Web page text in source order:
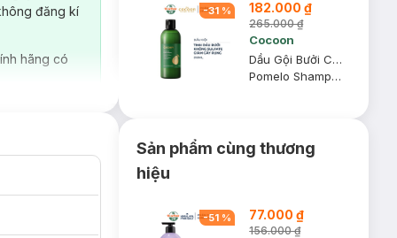
đăng kí
hãng có
-31 % 182.000 ₫
265.000 ₫
Cocoon
Dầu Gội Bưởi Cocoon Không Sulfate Và Giảm Gãy Rụng 310ml
Pomelo Shampoo
Sản phẩm cùng thương
hiệu
-51 % 77.000 ₫
156.000 ₫